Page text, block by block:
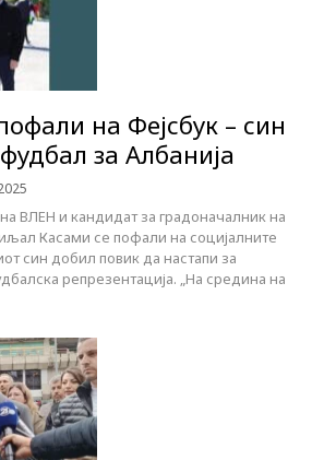
на Фејсбук – син
за Албанија
ВЛЕН и кандидат за градоначалник на
Касами се пофали на социјалните
син добил повик да настапи за
репрезентација. „На средина на